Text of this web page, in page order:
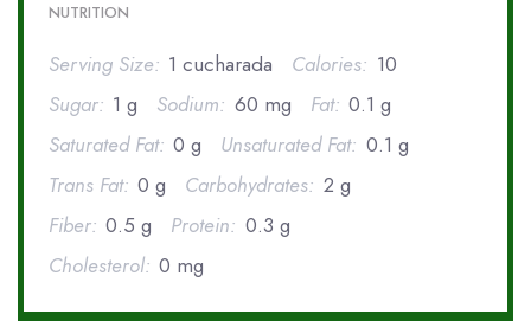
NUTRITION
Serving Size: 1 cucharada Calories: 10
Sugar: 1 g Sodium: 60 mg Fat: 0.1 g
Saturated Fat: 0 g Unsaturated Fat: 0.1 g
Trans Fat: 0 g Carbohydrates: 2 g
Fiber: 0.5 g Protein: 0.3 g
Cholesterol: 0 mg